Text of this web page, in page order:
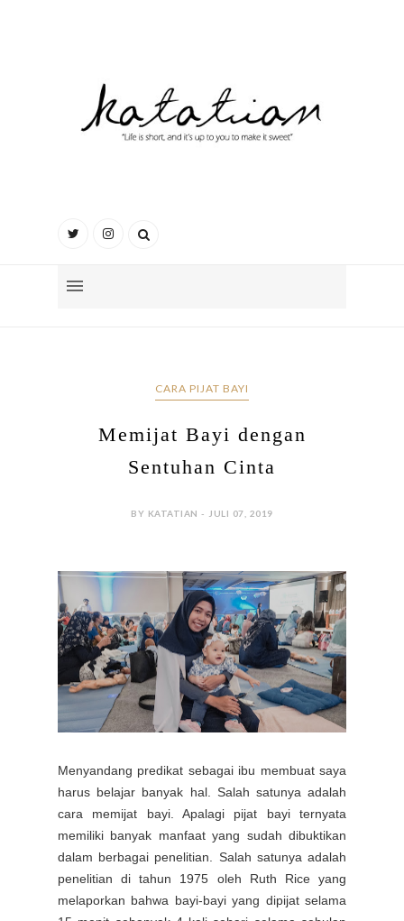
CARA PIJAT BAYI
Memijat Bayi dengan
Sentuhan Cinta
BY KATATIAN - JULI 07, 2019
Menyandang predikat sebagai ibu membuat saya
harus belajar banyak hal. Salah satunya adalah
cara memijat bayi. Apalagi pijat bayi ternyata
memiliki banyak manfaat yang sudah dibuktikan
dalam berbagai penelitian. Salah satunya adalah
penelitian di tahun 1975 oleh Ruth Rice yang
melaporkan bahwa bayi-bayi yang dipijat selama